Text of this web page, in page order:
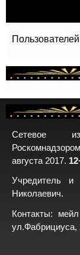
Сетевое
августа 2017.
Учредитель и
Николаевич.
Контакты: мейл
ул.Фабрициуса,